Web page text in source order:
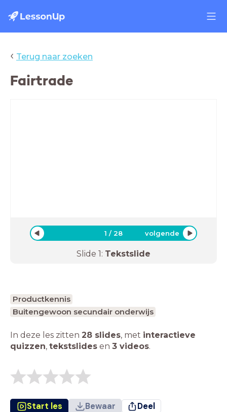
‹ Terug naar zoeken
Fairtrade
1 /28 volgende
Slide 1: Tekstslide
Productkennis
Buitengewoon secundair onderwijs
In deze les zitten 28 slides, met interactieve
quizzen, tekstslides en 3 videos.
Start les Bewaar Deel